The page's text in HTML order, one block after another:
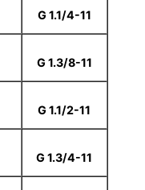
G 1.1/4-11
G 1.3/8-11
G 1.1/2-11
G 1.3/4-11